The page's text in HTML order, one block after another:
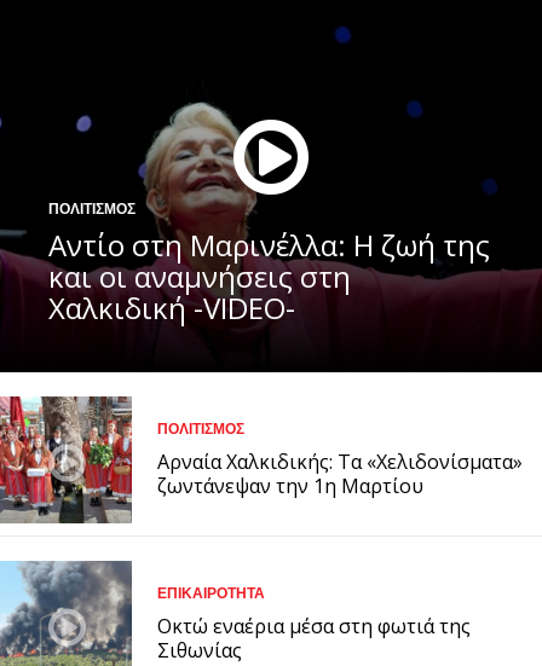
ΠΟΛΙΤΙΣΜΟΣ
Αντίο στη Μαρινέλλα: Η ζωή της
και οι αναμνήσεις στη
Χαλκιδική -VIDEO-
ΠΟΛΙΤΙΣΜΟΣ
Αρναία Χαλκιδικής: Τα «Χελιδονίσματα»
ζωντάνεψαν την 1η Μαρτίου
ΕΠΙΚΑΙΡΟΤΗΤΑ
Οκτώ εναέρια μέσα στη φωτιά της
Σιθωνίας